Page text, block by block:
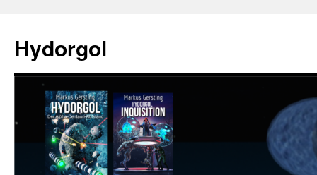
springen
Hydorgol